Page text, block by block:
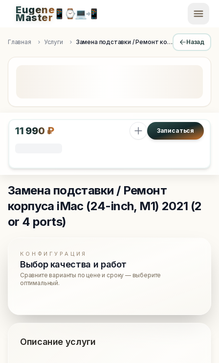
Apple Diagnostics & Engineering Authority in Saint
Eugene
Master📱 ⌚💻📲
Главная Услуги Замена подставки / Ремонт корпуса Назад
11 990 ₽ Записаться
Замена подставки / Ремонт
корпуса iMac (24-inch, M1) 2021 (2
or 4 ports)
КОНФИГУРАЦИЯ
Выбор качества и работ
Сравните варианты по цене и сроку — выберите
оптимальный.
Описание услуги